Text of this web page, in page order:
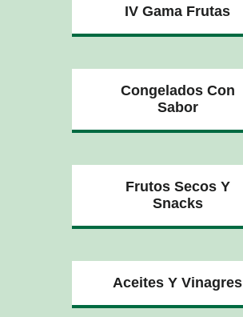
IV Gama Frutas
Congelados Con
Sabor
Frutos Secos Y
Snacks
Aceites Y Vinagres